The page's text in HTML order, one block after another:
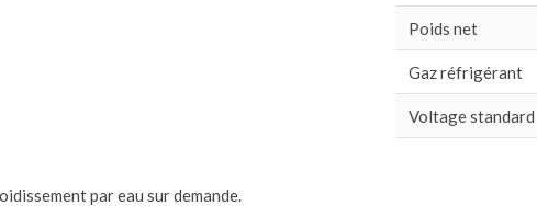
par eau sur demande.
Poids net
Gaz réfrigérant
Voltage standard